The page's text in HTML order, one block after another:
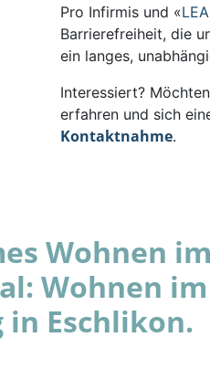
Pro Infirmis und «
Barrierefreiheit, die
ein langes,
Interessiert?
erfahren und sich
Kontaktnahme.
Wohnen
Wohnen
in Eschlikon.